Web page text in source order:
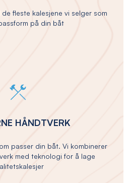
fleste kalesjene vi selger som
på din båt
HÅNDTVERK
passer din båt. Vi kombinerer
med teknologi for å lage